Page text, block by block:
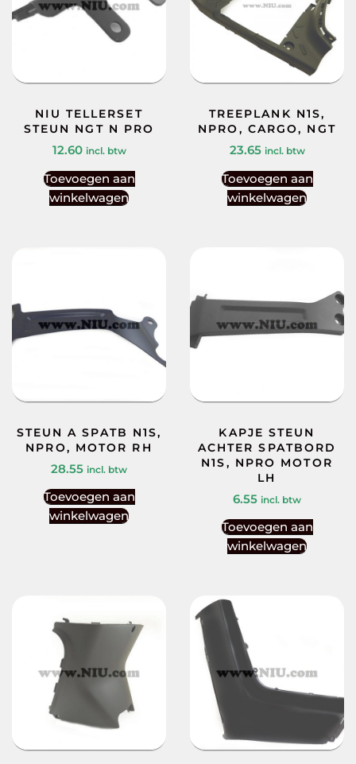
NIU TELLERSET
STEUN NGT N PRO
12.60 incl. btw
Toevoegen aan
winkelwagen
TREEPLANK N1S,
NPRO, CARGO, NGT
23.65 incl. btw
Toevoegen aan
winkelwagen
STEUN A SPATB N1S,
NPRO, MOTOR RH
28.55 incl. btw
Toevoegen aan
winkelwagen
KAPJE STEUN
ACHTER SPATBORD
N1S, NPRO MOTOR
LH
6.55 incl. btw
Toevoegen aan
winkelwagen